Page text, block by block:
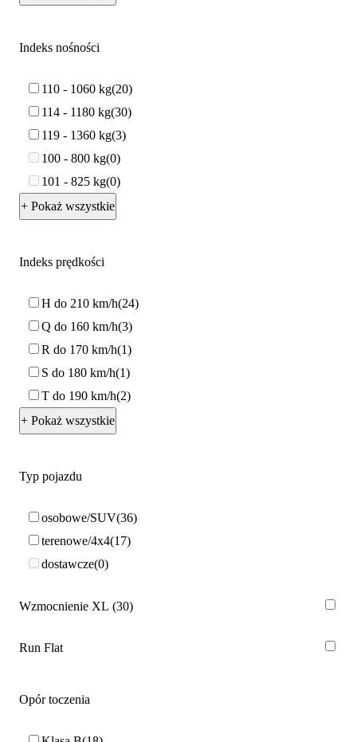
Indeks nośności
110 - 1060 kg 20
114 - 1180 kg 30
119 - 1360 kg 3
100 - 800 kg 0
101 - 825 kg 0
+ Pokaż wszystkie
Indeks prędkości
H do 210 km/h 24
Q do 160 km/h 3
R do 170 km/h 1
S do 180 km/h 1
T do 190 km/h 2
+ Pokaż wszystkie
Typ pojazdu
osobowe/SUV 36
terenowe/4x4 17
dostawcze 0
Wzmocnienie XL 30
Run Flat
Opór toczenia